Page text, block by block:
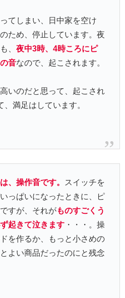
てしまい、日中家を空け
ため、停止しています。夜
、 夜中3時、4時ころにピ
音なので、起こされます。
いのだと思って、起こされ
満足はしています。
、操作音です。
スイッチを
っぱいになったときに、ピ
すが、それがものすごくう
起きて泣きます・・・。操
を作るか、もっと小さめの
よい商品だったのにと残念